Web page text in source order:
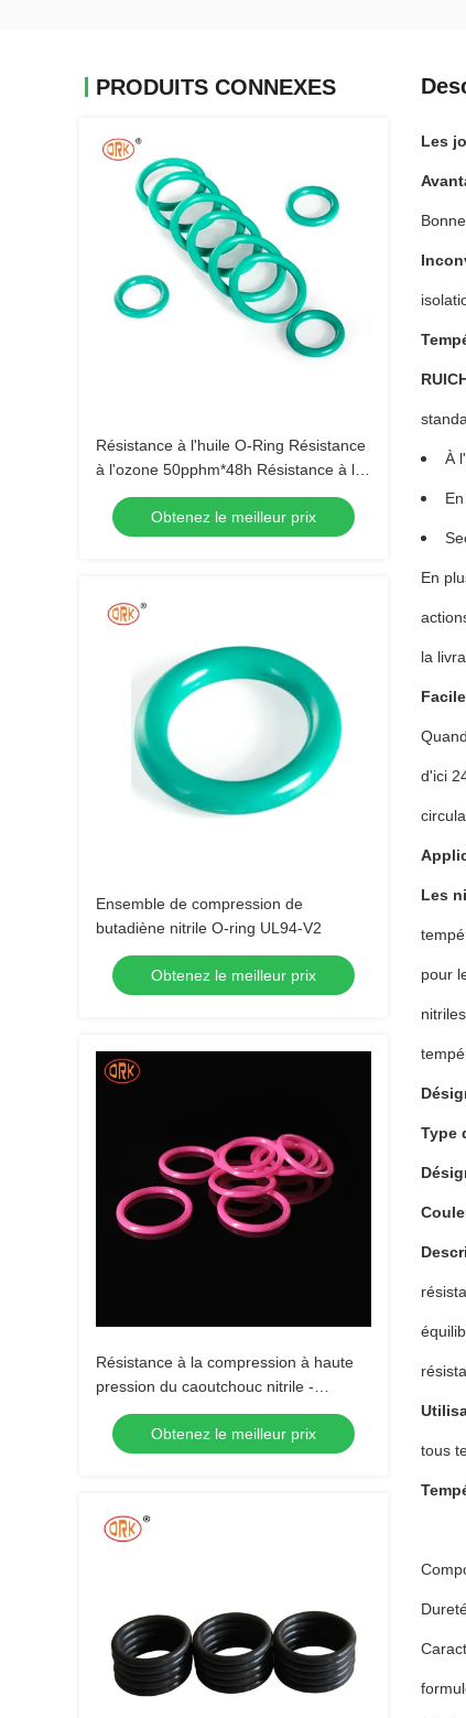
PRODUITS CONNEXES
Résistance à l'huile O-Ring Résistance
à l'ozone 50pphm*48h Résistance à la
traction ≥8Mpa
Obtenez le meilleur prix
Ensemble de compression de
butadiène nitrile O-ring UL94-V2
Obtenez le meilleur prix
Résistance à la compression à haute
pression du caoutchouc nitrile -
allongement ≥ 200% Plage de
température -40 ~ 120 °C
Obtenez le meilleur prix
Les
À
En
la
d'ici
Les
pour
Type
tous